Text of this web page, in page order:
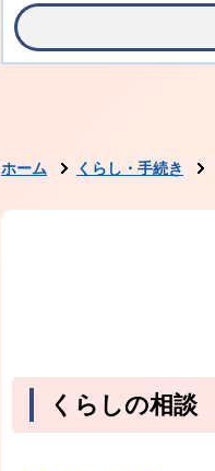
ホーム くらし・手続き
くらしの相談